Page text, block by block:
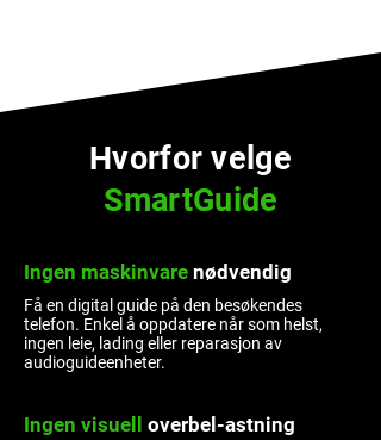
Hvorfor velge
SmartGuide
Ingen maskinvare nødvendig
Få en digital guide på den besøkendes
telefon. Enkel å oppdatere når som helst,
ingen leie, lading eller reparasjon av
audioguideenheter.
Ingen visuell overbel-astning